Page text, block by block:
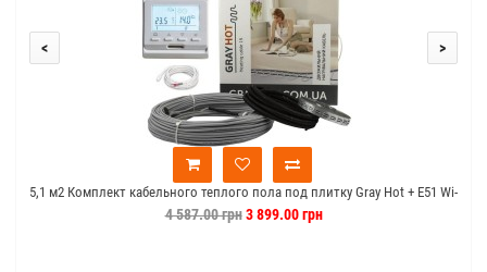
5,1 м2 Комплект кабельного теплого пола под плитку Gray Hot + E51 Wi-
Fi
4 587.00 грн3 899.00 грн
< >